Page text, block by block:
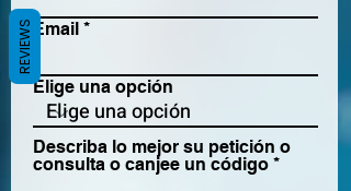
Email
Elige una opción
Describa lo mejor su petición o
consulta o canjee un código
REVIEWS